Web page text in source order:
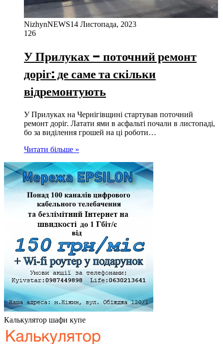
NizhynNEWS14 Листопада, 2023
126
У Прилуках – поточний ремонт
доріг: де саме та скільки
відремонтують
У Прилуках на Чернігівщині стартував поточний
ремонт доріг. Латати ями в асфальті почали в листопаді,
бо за виділення грошей на ці роботи…
Читати більше »
Калькулятор шафи купе